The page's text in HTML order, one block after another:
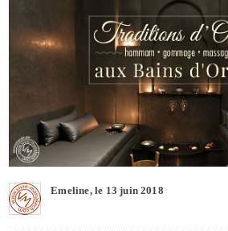
Emeline, le 13 juin 2018